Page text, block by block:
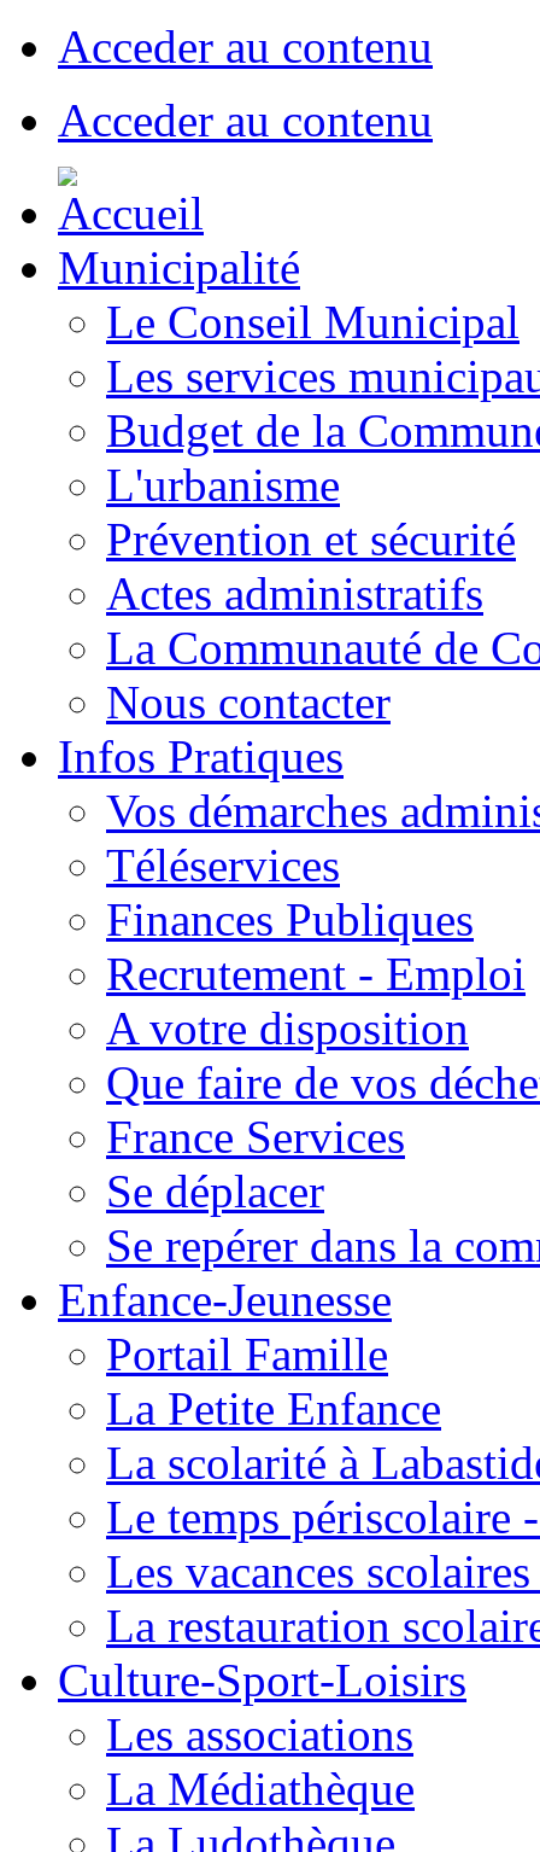
Acceder au contenu
Acceder au contenu
Municipalité
Le Conseil Municipal
Les services
Budget de la
L'urbanisme
Prévention et sécurité
Actes administratifs
La Communauté de
Nous contacter
Infos Pratiques
Vos démarches
Téléservices
Finances Publiques
Recrutement - Emploi
A votre disposition
Que faire de vos
France Services
Se déplacer
Se repérer dans la
Enfance-Jeunesse
Portail Famille
La Petite Enfance
La scolarité à
Le temps périscolaire
Les vacances
La restauration
Culture-Sport-Loisirs
Les associations
La Médiathèque